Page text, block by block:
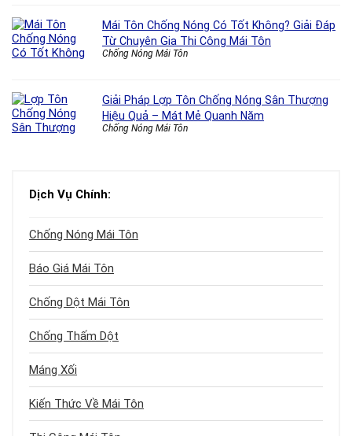
Mái Tôn Chống Nóng Có Tốt Không? Giải Đáp
Từ Chuyên Gia Thi Công Mái Tôn
Chống Nóng Mái Tôn
Giải Pháp Lợp Tôn Chống Nóng Sân Thượng
Hiệu Quả – Mát Mẻ Quanh Năm
Chống Nóng Mái Tôn
Dịch Vụ Chính:
Chống Nóng Mái Tôn
Báo Giá Mái Tôn
Chống Dột Mái Tôn
Chống Thấm Dột
Máng Xối
Kiến Thức Về Mái Tôn